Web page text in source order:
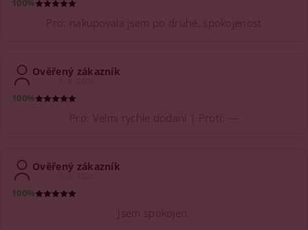
100%
Pro: nakupovala jsem po druhé, spokojenost
Ověřený zákazník
7. 8. 2026
100%
Pro: Velmi rychle dodani | Proti: ---
Ověřený zákazník
3. 8. 2026
100%
Jsem spokojen.